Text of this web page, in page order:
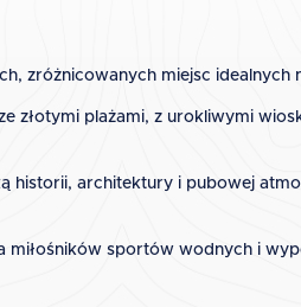
zróżnicowanych miejsc idealnych
złotymi plażami, z urokliwymi
historii, architektury i pubowej
sportów wodnych i